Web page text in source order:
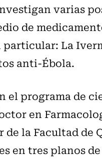
varias
de
particular: La
anti-Ébola.
el programa de
en
la Facultad de
en tres planos